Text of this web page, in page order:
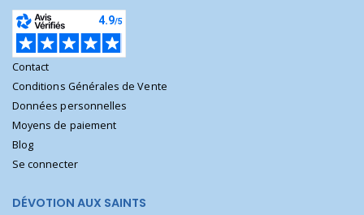
Contact
Conditions Générales de Vente
Données personnelles
Moyens de paiement
Blog
Se connecter
DÉVOTION AUX SAINTS